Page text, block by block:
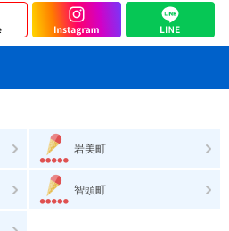
岩美町
智頭町